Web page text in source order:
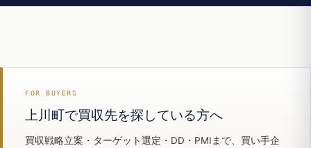
FOR BUYERS
上川町で買収先を探している方へ
買収戦略立案・ターゲット選定・DD・PMIまで、買い手企